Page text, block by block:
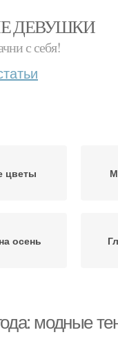
ДЕВУШКИ
с себя!
цветы
осень
модные